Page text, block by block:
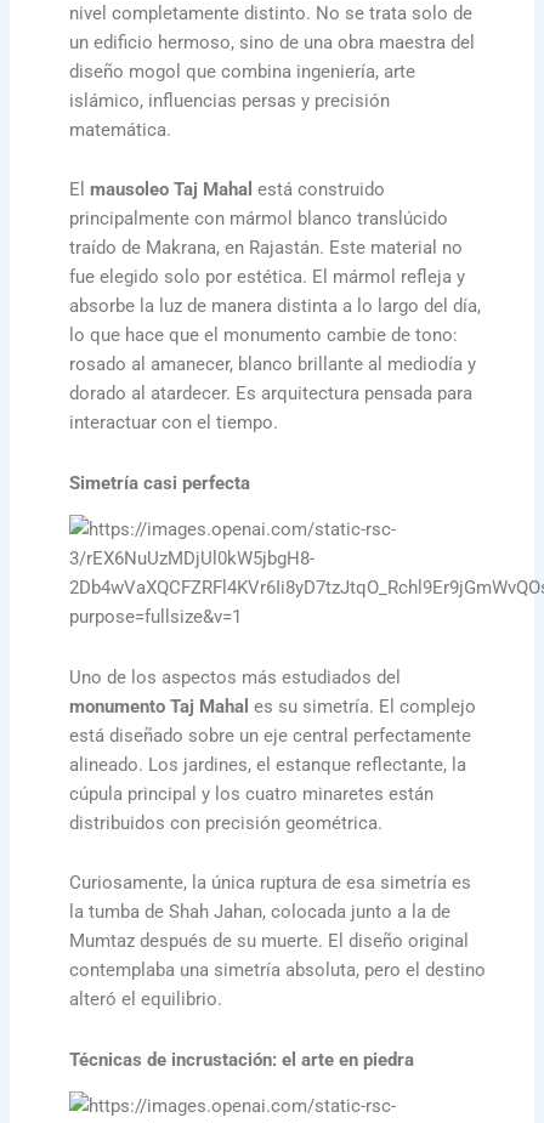
nivel completamente distinto. No se trata solo de
un edificio hermoso, sino de una obra maestra del
diseño mogol que combina ingeniería, arte
islámico, influencias persas y precisión
matemática.
Elmausoleo Taj Mahal está construido
principalmente con mármol blanco translúcido
traído de Makrana, en Rajastán. Este material no
fue elegido solo por estética. El mármol refleja y
absorbe la luz de manera distinta a lo largo del día,
lo que hace que el monumento cambie de tono:
rosado al amanecer, blanco brillante al mediodía y
dorado al atardecer. Es arquitectura pensada para
interactuar con el tiempo.
Simetría casi perfecta
Uno de los aspectos más estudiados del
monumento Taj Mahal es su simetría. El complejo
está diseñado sobre un eje central perfectamente
alineado. Los jardines, el estanque reflectante, la
cúpula principal y los cuatro minaretes están
distribuidos con precisión geométrica.
Curiosamente, la única ruptura de esa simetría es
la tumba de Shah Jahan, colocada junto a la de
Mumtaz después de su muerte. El diseño original
contemplaba una simetría absoluta, pero el destino
alteró el equilibrio.
Técnicas de incrustación: el arte en piedra